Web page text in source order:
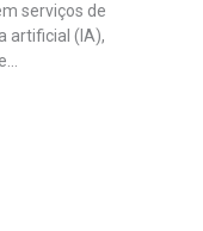
serviços de
artificial (IA),